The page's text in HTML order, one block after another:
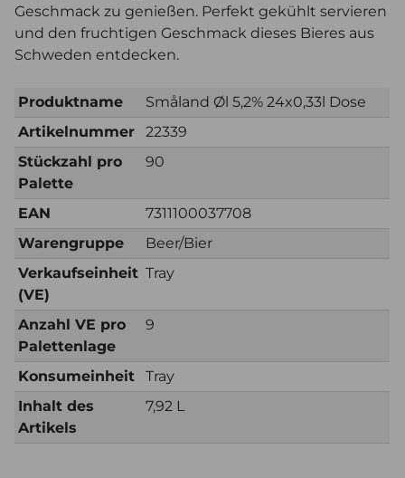
Geschmack zu genießen. Perfekt gekühlt servieren
und den fruchtigen Geschmack dieses Bieres aus
Schweden entdecken.
Produktname
Småland Øl 5,2% 24x0,33l Dose
Artikelnummer
22339
Stückzahl pro
Palette
90
EAN
7311100037708
Warengruppe
Beer/Bier
Verkaufseinheit
(VE)
Tray
Anzahl VE pro
Palettenlage
9
Konsumeinheit
Tray
Inhalt des
Artikels
7,92 L